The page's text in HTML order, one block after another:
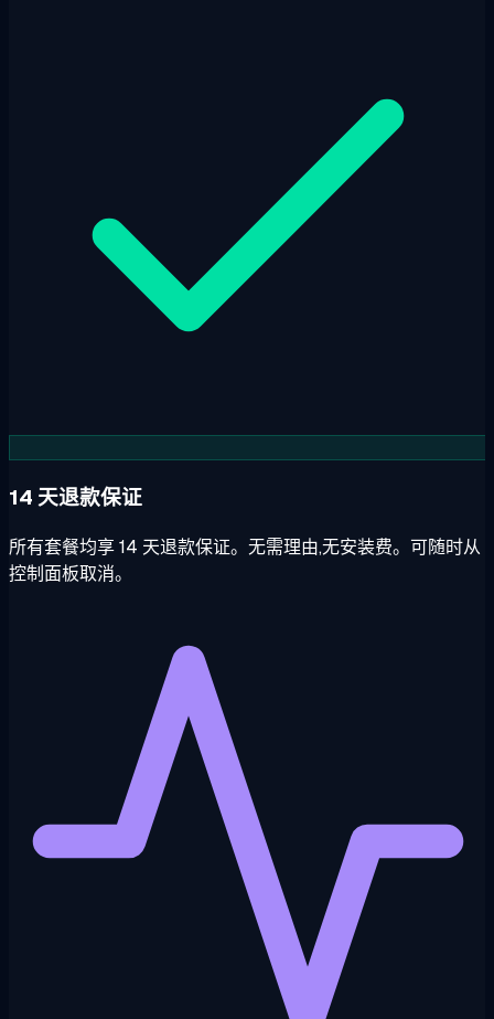
14 天退款保证
所有套餐均享 14 天退款保证。无需理由,无安装费。可随时从
控制面板取消。